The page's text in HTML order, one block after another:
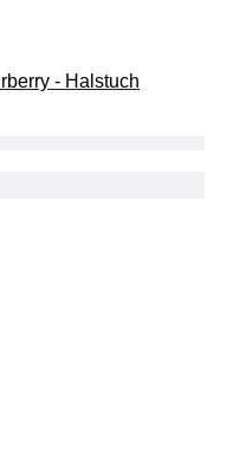
- Halstuch